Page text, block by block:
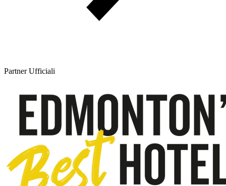
Partner Ufficiali